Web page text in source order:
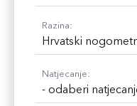
Razina:
Hrvatski
Natjecanje:
- odaberi